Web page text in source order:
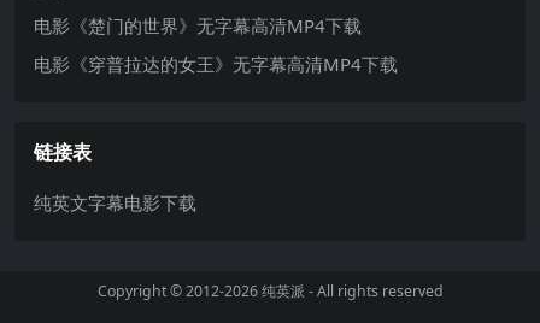
电影《楚门的世界》无字幕高清MP4下载
电影《穿普拉达的女王》无字幕高清MP4下载
链接表
纯英文字幕电影下载
Copyright © 2012-2026纯英派 - All rights reserved